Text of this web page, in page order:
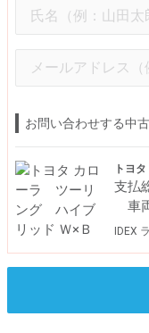
お問い合わせする中
トヨ
支払
車
IDEX